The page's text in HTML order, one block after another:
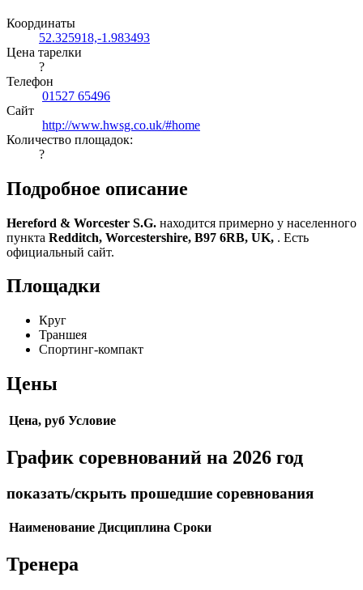
Координаты
52.325918,-1.983493
Цена тарелки
?
Телефон
01527 65496
Сайт
http://www.hwsg.co.uk/#home
Количество площадок:
?
Подробное описание
Hereford & Worcester S.G. находится примерно у населенного
пункта Redditch, Worcestershire, B97 6RB, UK, . Есть
официальный сайт.
Площадки
Круг
Траншея
Спортинг-компакт
Цены
Цена, руб Условие
График соревнований на 2026 год
показать/скрыть прошедшие соревнования
Наименование Дисциплина Сроки
Тренера